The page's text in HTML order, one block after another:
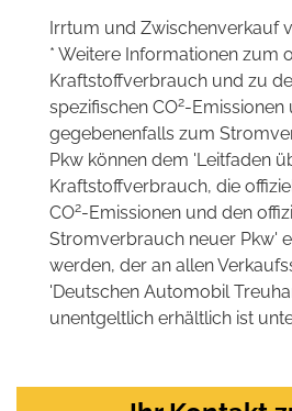
Irrtum und Zwischenverkauf
* Weitere Informationen zum
Kraftstoffverbrauch und zu
spezifischen CO2-Emissionen
gegebenenfalls zum
Pkw können dem 'Leitfaden
Kraftstoffverbrauch, die
CO2-Emissionen und den
Stromverbrauch neuer Pkw'
werden, der an allen
'Deutschen Automobil
unentgeltlich erhältlich ist